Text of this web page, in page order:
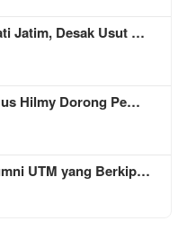
Jatim, Desak Usut …
Hilmy Dorong Pe…
UTM yang Berkip…